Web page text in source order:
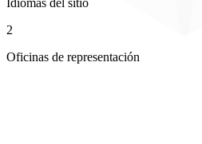
Idiomas del sitio
2
Oficinas de representación